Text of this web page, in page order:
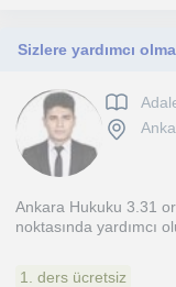
Ankara Hukuku 3.31
noktasında yardımcı
1. ders ücretsiz